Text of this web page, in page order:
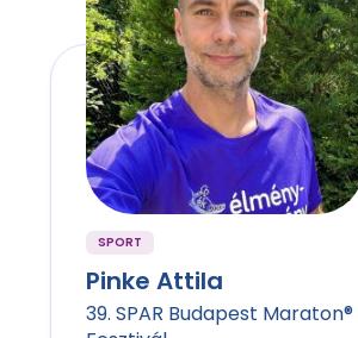
SPORT
Pinke Attila
39. SPAR Budapest Maraton®